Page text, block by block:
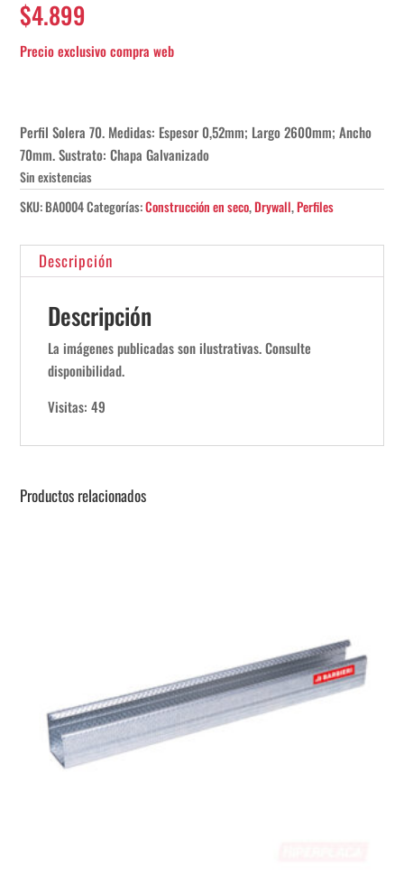
$4.899
Perfil Solera 70. Medidas: Espesor 0,52mm; Largo 2600mm; Ancho
70mm. Sustrato: Chapa Galvanizado
Sin existencias
SKU:BA0004Categorías:Construcción en seco,Drywall,Perfiles
Descripción
Descripción
La imágenes publicadas son ilustrativas. Consulte
disponibilidad.
Visitas: 49
Productos relacionados